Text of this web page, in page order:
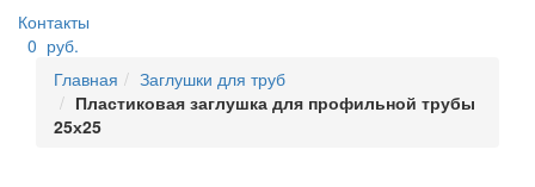
Контакты
0 руб.
Главная
Заглушки для труб
Пластиковая заглушка для профильной трубы
25х25